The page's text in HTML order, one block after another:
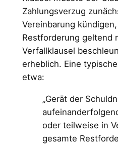
Zahlungsverzug
Vereinbarung
Restforderung geltend
Verfallklausel
erheblich. Eine
etwa:
„Gerät der
oder teilweise in
gesamte